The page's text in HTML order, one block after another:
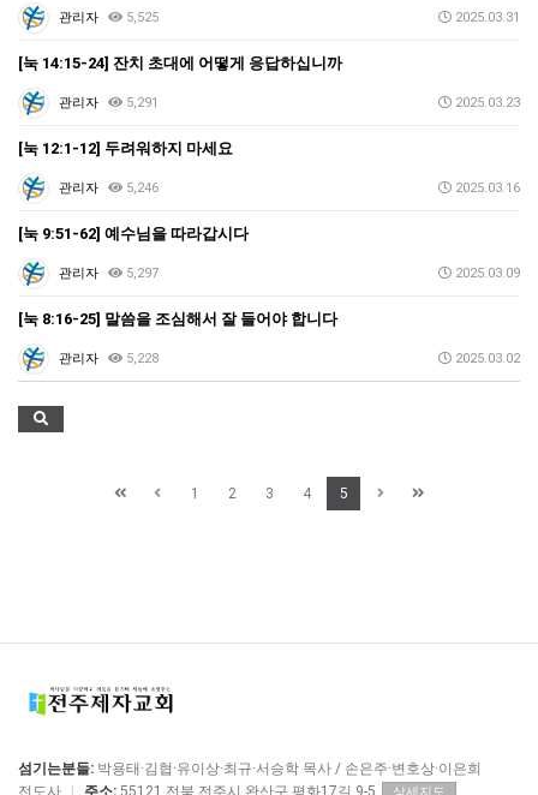
관리자 5,525 2025.03.31
[눅 14:15-24] 잔치 초대에 어떻게 응답하십니까
관리자 5,291 2025.03.23
[눅 12:1-12] 두려워하지 마세요
관리자 5,246 2025.03.16
[눅 9:51-62] 예수님을 따라갑시다
관리자 5,297 2025.03.09
[눅 8:16-25] 말씀을 조심해서 잘 들어야 합니다
관리자 5,228 2025.03.02
1 2 3 4 5
섬기는분들: 박용태·김협·유이상·최규·서승학 목사 / 손은주·변호상·이은희